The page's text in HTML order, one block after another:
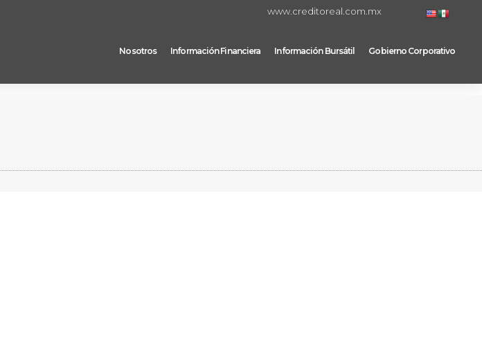
www.creditoreal.com.mx
Nosotros Información Financiera Información Bursátil Gobierno Corporativo